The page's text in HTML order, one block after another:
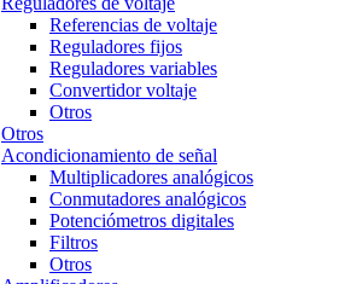
Referencias de voltaje
Reguladores fijos
Reguladores variables
Convertidor voltaje
Otros
Otros
Acondicionamiento de señal
Multiplicadores analógicos
Conmutadores analógicos
Potenciómetros digitales
Filtros
Otros